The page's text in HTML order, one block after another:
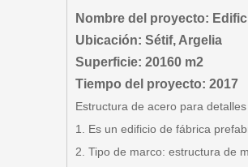
Nombre del proyecto:
Ubicación: Sétif, Argelia
Superficie: 20160 m2
Tiempo del proyecto: 2017
Estructura de acero para
1. Es un edificio de fábrica
2. Tipo de marco: estructura de